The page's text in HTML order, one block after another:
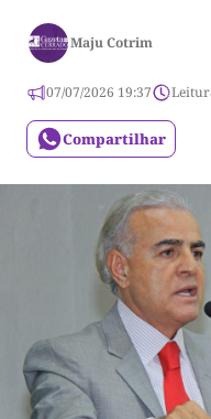
Maju Cotrim
07/07/2026 19:37
Compartilhar